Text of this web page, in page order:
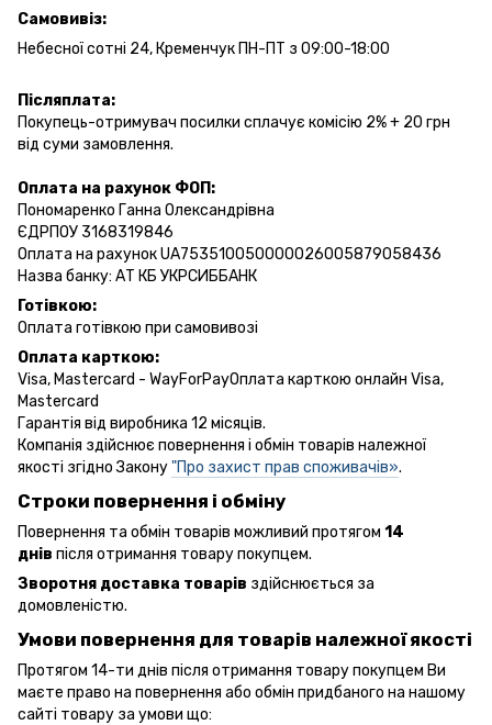
Самовивіз:
Небесної сотні 24, Кременчук ПН-ПТ з 09:00-18:00
Післяплата:
Покупець-отримувач посилки сплачує комісію 2% + 20 грн
від суми замовлення.
Оплата на рахунок ФОП:
Пономаренко Ганна Олександрівна
ЄДРПОУ 3168319846
Оплата на рахунок UA753510050000026005879058436
Назва банку: АТ КБ УКРСИББАНК
Готівкою:
Оплата готівкою при самовивозі
Оплата карткою:
Visa, Mastercard - WayForPayОплата карткою онлайн Visa,
Mastercard
Гарантія від виробника 12 місяців.
Компанія здійснює повернення і обмін товарів належної
якості згідно Закону"Про захист прав споживачів».
Строки повернення і обміну
Повернення та обмін товарів можливий протягом 14
днів після отримання товару покупцем.
Зворотня доставка товарів здійснюється за
домовленістю.
Умови повернення для товарів належної якості
Протягом 14-ти днів після отримання товару покупцем Ви
маєте право на повернення або обмін придбаного на нашому
сайті товару за умови що: